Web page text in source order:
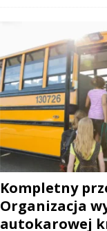
Kompletny
Organizacja
autokarowej